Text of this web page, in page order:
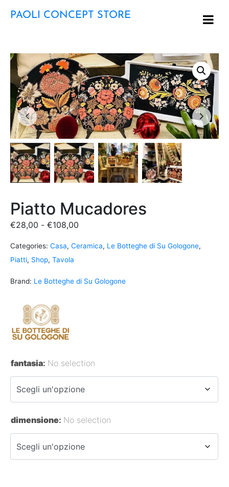
PAOLI CONCEPT STORE
Piatto Mucadores
€28,00 - €108,00
Categories: Casa, Ceramica, Le Botteghe di Su Gologone,
Piatti, Shop, Tavola
Brand: Le Botteghe di Su Gologone
fantasia: No selection
dimensione: No selection